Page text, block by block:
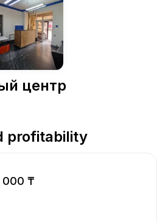
центр
profitability
000 ₸